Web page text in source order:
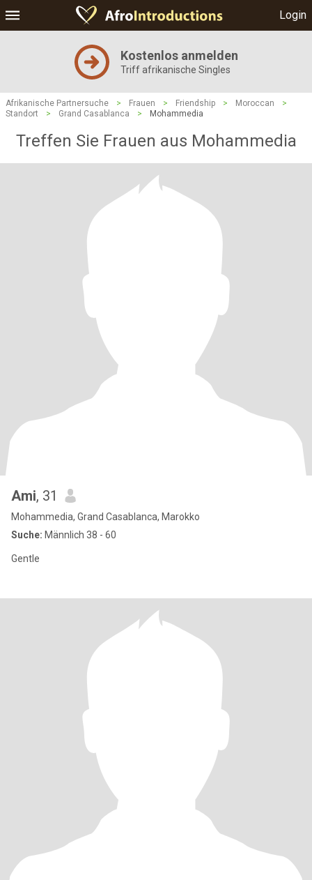
Login
Kostenlos anmelden
Triff afrikanische Singles
Afrikanische Partnersuche > Frauen > Friendship > Moroccan
>
Standort
> Grand Casablanca > Mohammedia
Treffen Sie Frauen aus Mohammedia
Ami, 31
Mohammedia, Grand Casablanca, Marokko
Suche: Männlich 38 - 60
Gentle